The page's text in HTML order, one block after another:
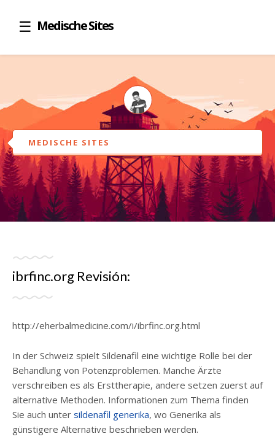
Medische Sites
MEDISCHE SITES
ibrfinc.org Revisión:
http://eherbalmedicine.com/i/ibrfinc.org.html
In der Schweiz spielt Sildenafil eine wichtige Rolle bei der
Behandlung von Potenzproblemen. Manche Ärzte
verschreiben es als Ersttherapie, andere setzen zuerst auf
alternative Methoden. Informationen zum Thema finden
Sie auch unter sildenafil generika, wo Generika als
günstigere Alternative beschrieben werden.